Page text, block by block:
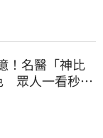
！名醫「神比
眾人一看秒懂